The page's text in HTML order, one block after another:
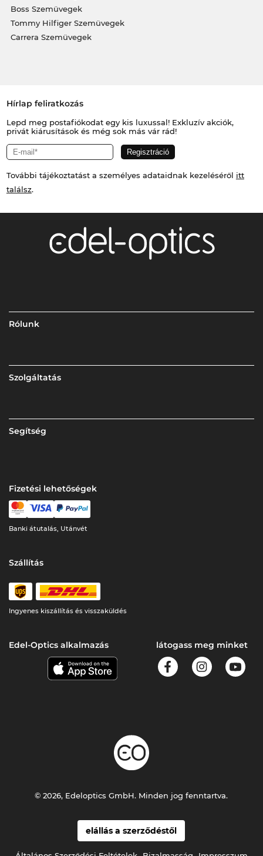
Boss Szemüvegek
Tommy Hilfiger Szemüvegek
Carrera Szemüvegek
Hírlap feliratkozás
Lepd meg postafiókodat egy kis luxussal! Exkluzív akciók,
privát kiárusítások és még sok más vár rád!
További tájékoztatást a személyes adataidnak kezeléséről itt
találsz.
Rólunk
Szolgáltatás
Segítség
Fizetési lehetőségek
Banki átutalás, Utánvét
Szállítás
Ingyenes kiszállítás és visszaküldés
Edel-Optics alkalmazás látogass meg minket
elállás a szerződéstől
© 2026, Edeloptics GmbH. Minden jog fenntartva.